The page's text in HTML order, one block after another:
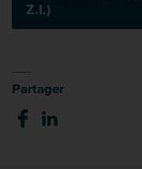
Z.I.)
Partager